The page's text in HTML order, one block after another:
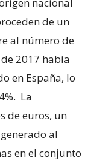
nacional
de un
al número de
2017 había
en España, lo
La
de euros, un
al
en el conjunto